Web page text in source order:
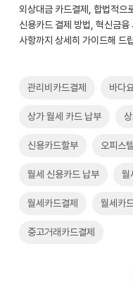
외상대금 카드결제, 합법적으
신용카드 결제 방법, 혁신금융
사항까지 상세히 가이드해 드
관리비카드결제 바다요
상가 월세 카드 납부
신용카드할부 오피스
월세 신용카드 납부 월
월세카드결제 월세카
중고거래카드결제